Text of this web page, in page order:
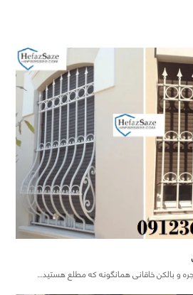
و بالکن خاقانی همانگونه که مطلع هستید…